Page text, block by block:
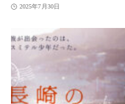
2025年7月30日